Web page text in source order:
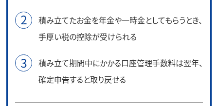
積み立てたお金を年金や一時金としてもらうとき、
手厚い税の控除が受けられる
積み立て期間中にかかる口座管理手数料は翌年、
確定申告すると取り戻せる